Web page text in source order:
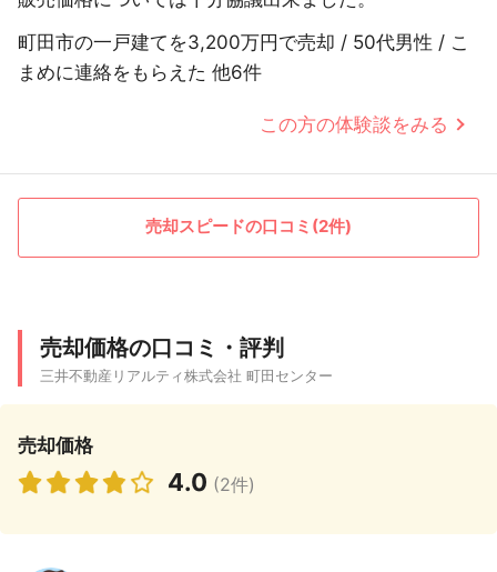
町田市の一戸建てを3,200万円で売却 / 50代男性 / こ
まめに連絡をもらえた 他6件
この方の体験談をみる
売却スピードの口コミ(2件)
売却価格の口コミ・評判
三井不動産リアルティ株式会社 町田センター
売却価格
4.0 (2件)